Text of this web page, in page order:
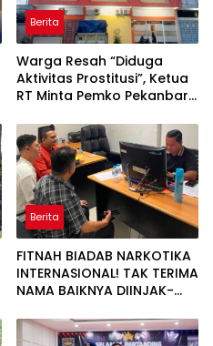
Berita
Warga Resah “Diduga
Aktivitas Prostitusi”, Ketua
RT Minta Pemko Pekanbaru
Aktivitas Z Homestay di
Jalan Tanjung Datuk
Berita
FITNAH BIADAB NARKOTIKA
INTERNASIONAL! TAK TERIMA
NAMA BAIKNYA DIINJAK-
DECLARE WAR: SIAP Bantai
DAN SERET AKUN PEMBUNUH